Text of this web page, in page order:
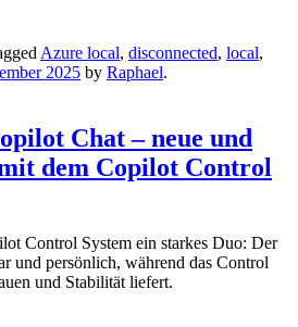
Azure local, disconnected, local,
2025 by Raphael.
Chat – neue und
dem Copilot Control
Control System ein starkes Duo: Der
und persönlich, während das Control
und Stabilität liefert.